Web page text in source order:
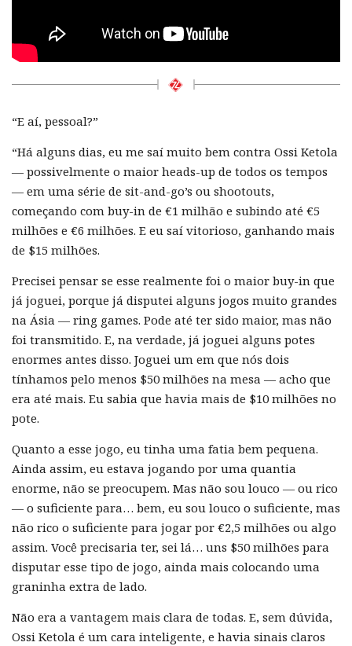
“E aí, pessoal?”
“Há alguns dias, eu me saí muito bem contra Ossi Ketola
— possivelmente o maior heads-up de todos os tempos
— em uma série de sit-and-go’s ou shootouts,
começando com buy-in de €1 milhão e subindo até €5
milhões e €6 milhões. E eu saí vitorioso, ganhando mais
de $15 milhões.
Precisei pensar se esse realmente foi o maior buy-in que
já joguei, porque já disputei alguns jogos muito grandes
na Ásia — ring games. Pode até ter sido maior, mas não
foi transmitido. E, na verdade, já joguei alguns potes
enormes antes disso. Joguei um em que nós dois
tínhamos pelo menos $50 milhões na mesa — acho que
era até mais. Eu sabia que havia mais de $10 milhões no
pote.
Quanto a esse jogo, eu tinha uma fatia bem pequena.
Ainda assim, eu estava jogando por uma quantia
enorme, não se preocupem. Mas não sou louco — ou rico
— o suficiente para… bem, eu sou louco o suficiente, mas
não rico o suficiente para jogar por €2,5 milhões ou algo
assim. Você precisaria ter, sei lá… uns $50 milhões para
disputar esse tipo de jogo, ainda mais colocando uma
graninha extra de lado.
Não era a vantagem mais clara de todas. E, sem dúvida,
Ossi Ketola é um cara inteligente, e havia sinais claros